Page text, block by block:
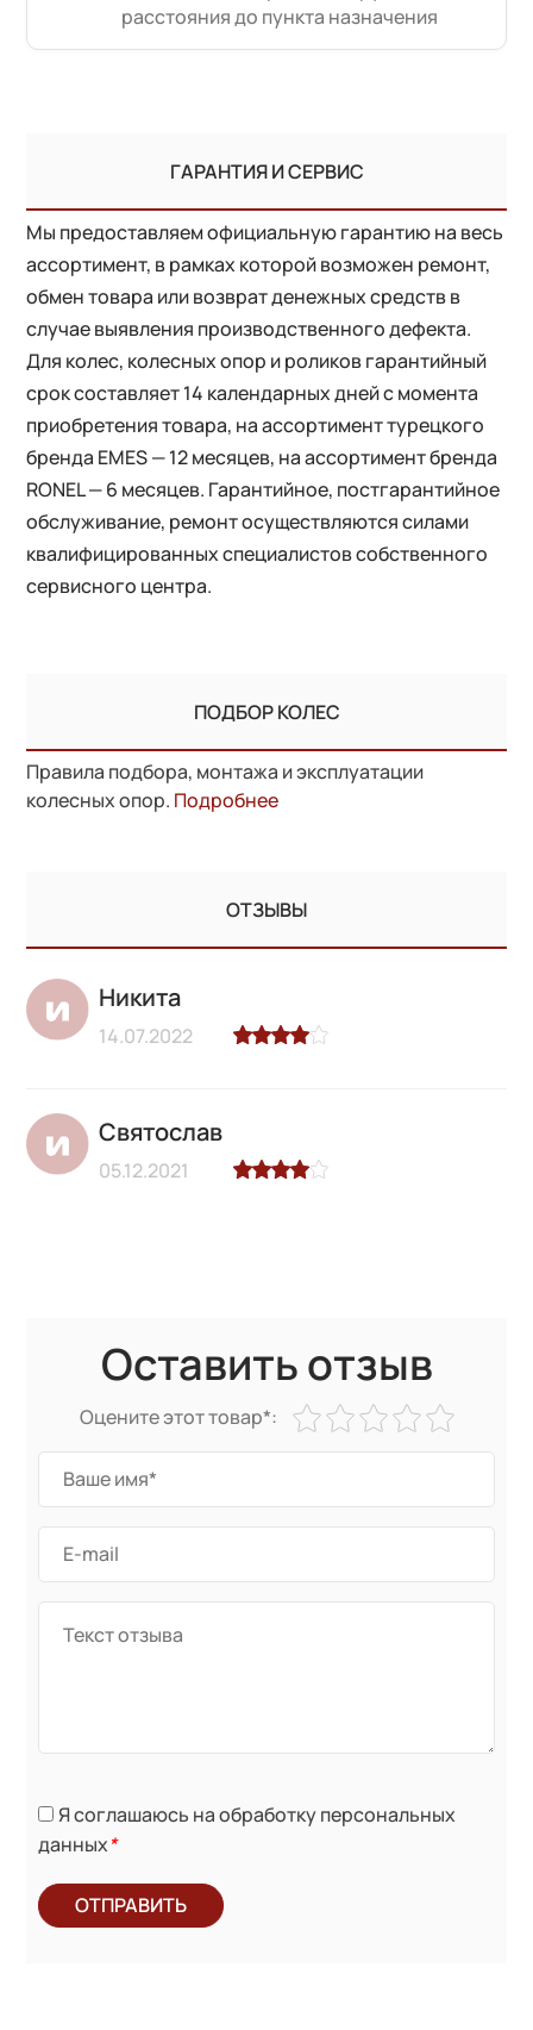
расстояния до пункта назначения
ГАРАНТИЯ И СЕРВИС
Мы предоставляем официальную гарантию на весь
ассортимент, в рамках которой возможен ремонт,
обмен товара или возврат денежных средств в
случае выявления производственного дефекта.
Для колес, колесных опор и роликов гарантийный
срок составляет 14 календарных дней с момента
приобретения товара, на ассортимент турецкого
бренда EMES — 12 месяцев, на ассортимент бренда
RONEL — 6 месяцев. Гарантийное, постгарантийное
обслуживание, ремонт осуществляются силами
квалифицированных специалистов собственного
сервисного центра.
ПОДБОР КОЛЕС
Правила подбора, монтажа и эксплуатации
колесных опор. Подробнее
ОТЗЫВЫ
Никита
14.07.2022
Святослав
05.12.2021
Оставить отзыв
Оцените этот товар*:
Я соглашаюсь на обработку персональных
данных*
ОТПРАВИТЬ